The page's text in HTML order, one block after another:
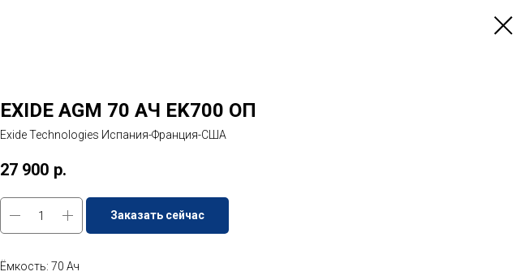
EXIDE AGM 70 АЧ EK700 ОП
Exide Technologies Испания-Франция-США
27 900 р.
Заказать сейчас
Ёмкость: 70 Ач